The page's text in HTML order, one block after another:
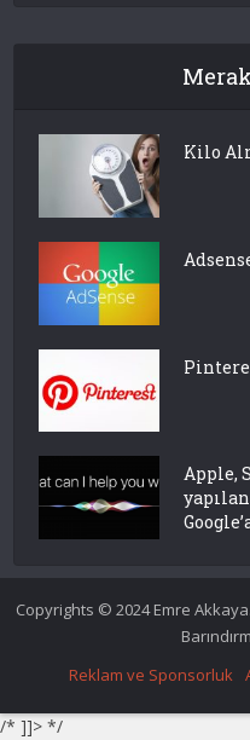
Kilo
Apple,
Copyrights © 2024 Emre
Reklam ve Sponsorluk
/* ]]> */